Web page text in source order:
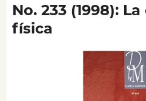
No. 233 (1998):
física